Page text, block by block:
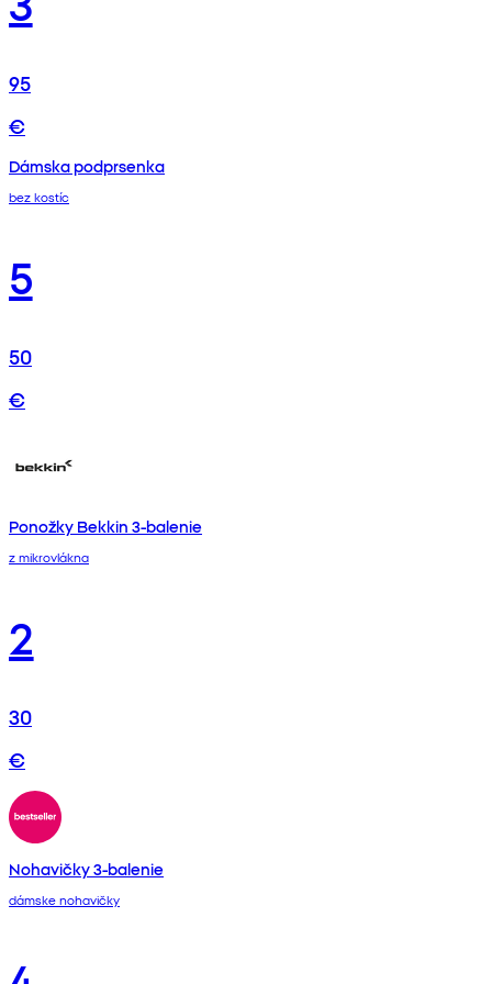
95
€
Dámska podprsenka
bez kostíc
5
50
€
Ponožky Bekkin 3-balenie
z mikrovlákna
2
30
€
Nohavičky 3-balenie
dámske nohavičky